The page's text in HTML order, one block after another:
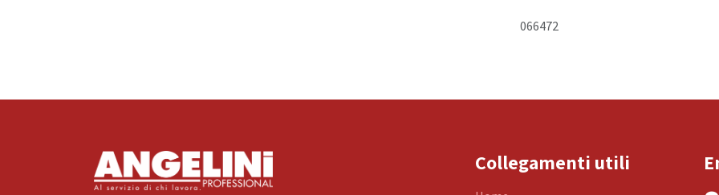
066472
Collegamenti utili